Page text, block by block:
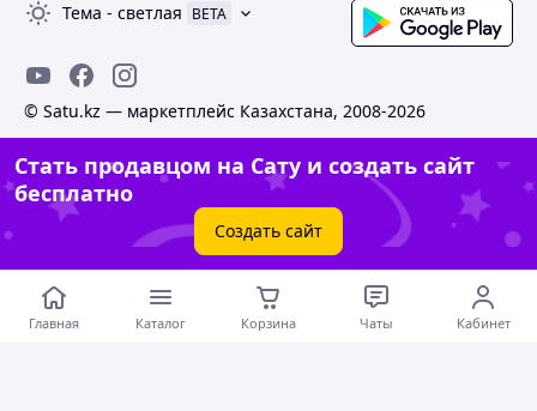
Тема - светлая BETA
© Satu.kz — маркетплейс Казахстана, 2008-2026
Стать продавцом на Сату и создать сайт
бесплатно
Создать сайт
Главная Каталог Корзина Чаты Кабинет